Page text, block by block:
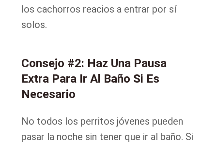
los cachorros reacios a entrar por sí
solos.
Consejo #2: Haz Una Pausa
Extra Para Ir Al Baño Si Es
Necesario
No todos los perritos jóvenes pueden
pasar la noche sin tener que ir al baño. Si